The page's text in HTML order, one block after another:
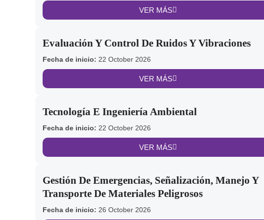
VER MÁS
Evaluación Y Control De Ruidos Y Vibraciones
Fecha de inicio: 22 October 2026
VER MÁS
Tecnología E Ingeniería Ambiental
Fecha de inicio: 22 October 2026
VER MÁS
Gestión De Emergencias, Señalización, Manejo Y
Transporte De Materiales Peligrosos
Fecha de inicio: 26 October 2026